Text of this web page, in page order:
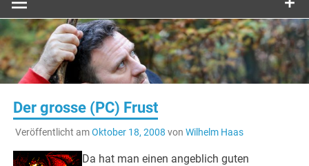
Der grosse (PC) Frust
Veröffentlicht amOktober 18, 2008 von Wilhelm Haas
Da hat man einen angeblich guten